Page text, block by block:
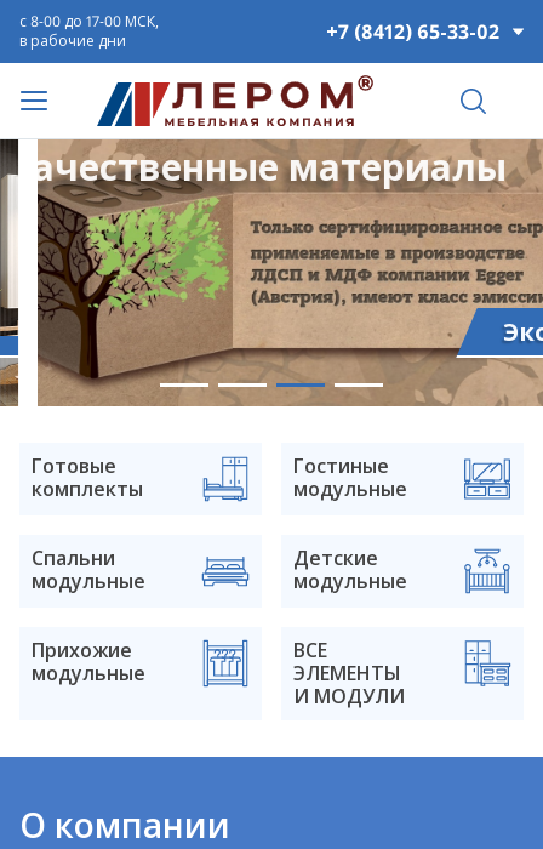
+7 (8412) 65-33-02
с 8-00 до 17-00 МСК,
в рабочие дни
Качественные материалы
Эко
Готовые
комплекты
Гостиные
модульные
Спальни
модульные
Детские
модульные
Прихожие
модульные
ВСЕ
ЭЛЕМЕНТЫ
И МОДУЛИ
О компании